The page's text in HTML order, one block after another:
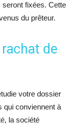
seront fixées. Cette
du prêteur.
de
votre dossier
qui conviennent à
la société